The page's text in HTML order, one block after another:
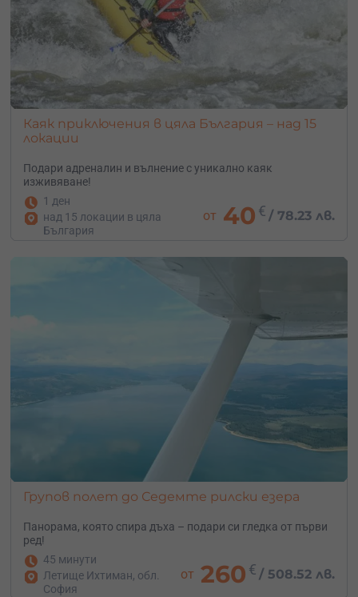
Каяк приключения в цяла България – над 15
локации
Подари адреналин и вълнение с уникално каяк
изживяване!
1 ден
над 15 локации в цяла
България
от 40 € /78.23 лв.
Групов полет до Седемте рилски езера
Панорама, която спира дъха – подари си гледка от първи
ред!
45 минути
Летище Ихтиман, обл.
София
от 260 € / 508.52 лв.